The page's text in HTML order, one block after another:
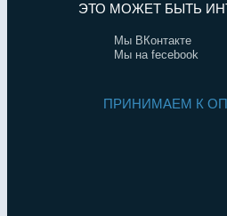
ЭТО МОЖЕТ БЫТЬ
Мы ВКонтакте
Мы на fecebook
ПРИНИМАЕМ К